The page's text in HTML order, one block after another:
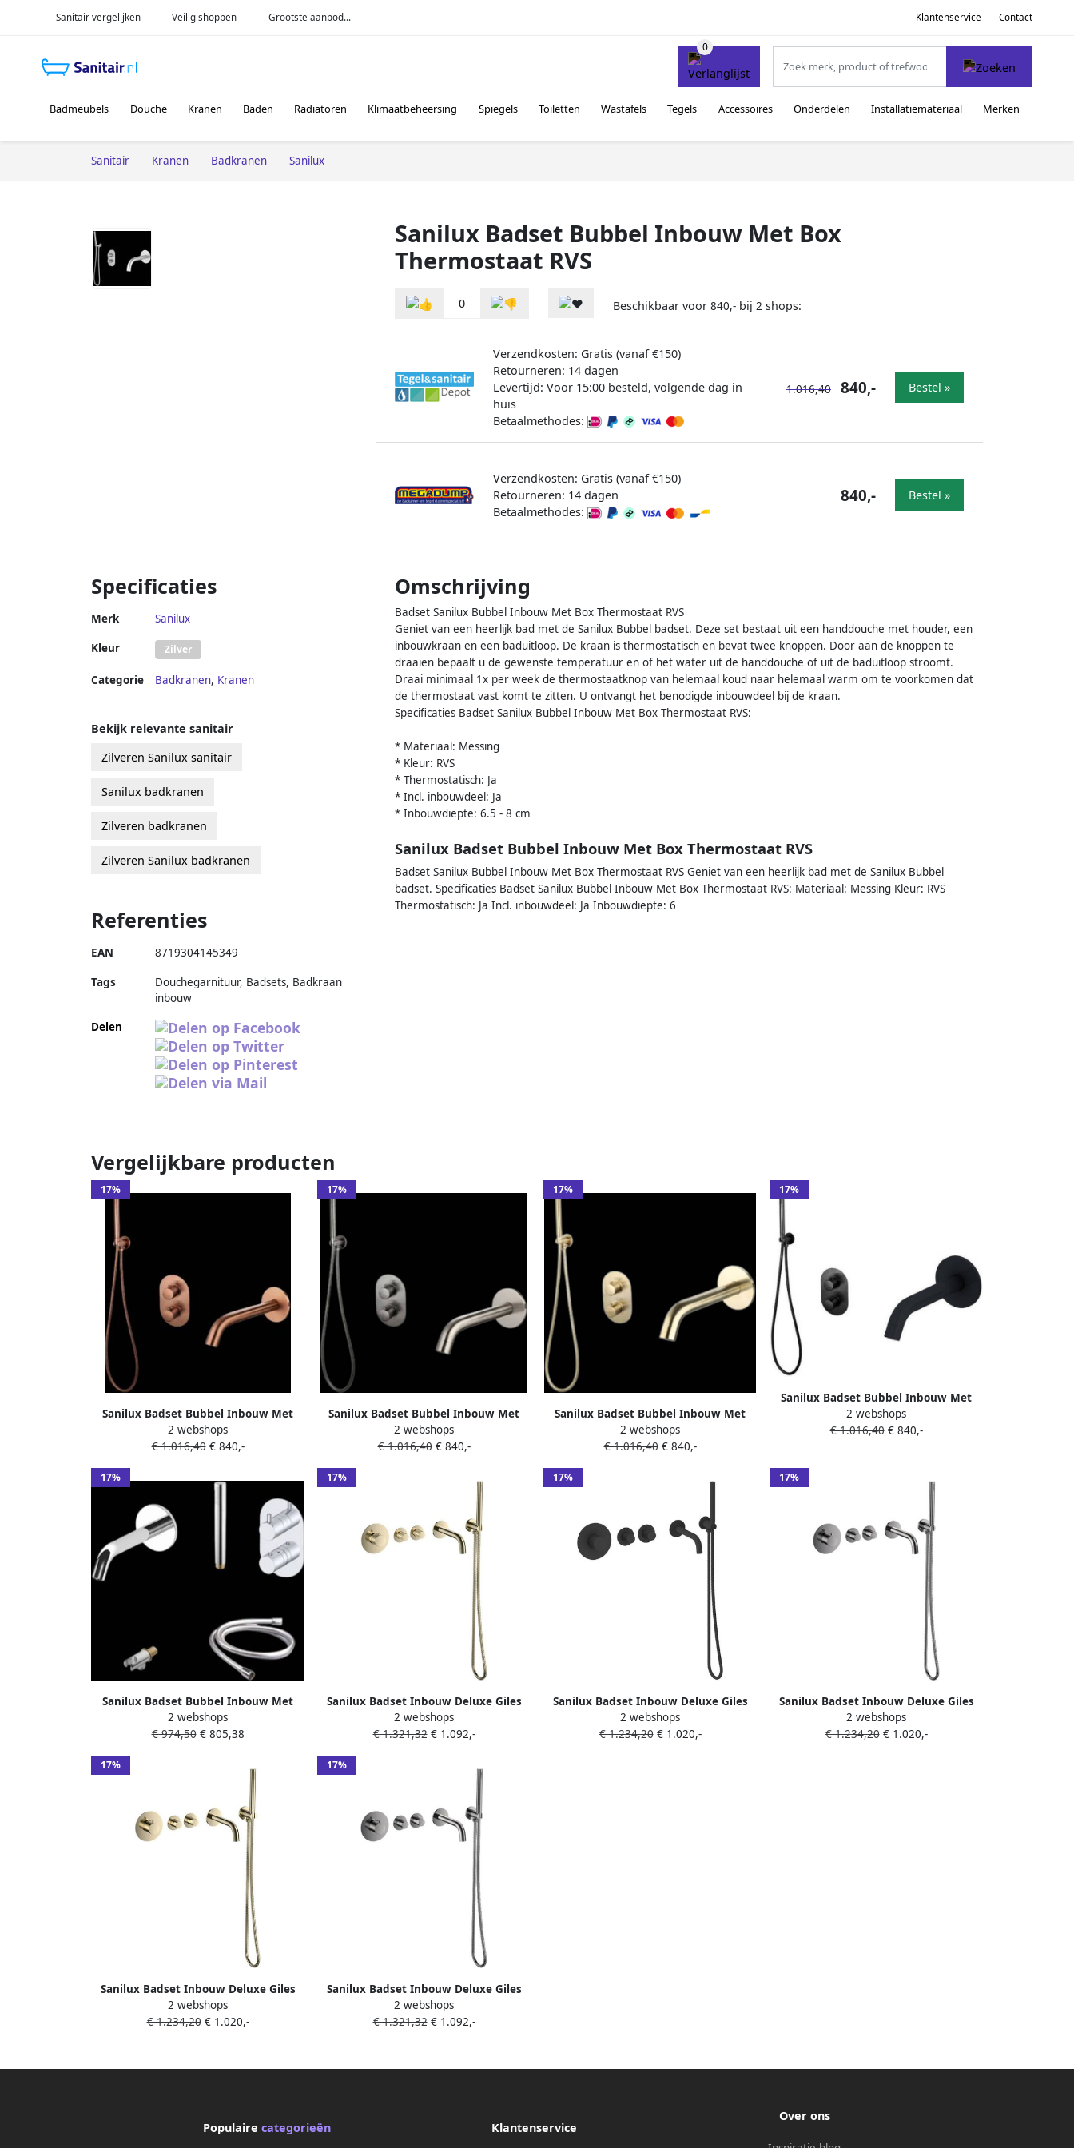
Sanitair vergelijken Veilig shoppen Grootste aanbod... Klantenservice Contact
Badmeubels Douche Kranen Baden Radiatoren Klimaatbeheersing Spiegels Toiletten Wastafels Tegels Accessoires Onderdelen Installatiemateriaal Merken
Sanitair Kranen Badkranen Sanilux
Sanilux Badset Bubbel Inbouw Met Box
Thermostaat RVS
0 Beschikbaar voor 840,- bij 2 shops:
Verzendkosten: Gratis (vanaf €150)
Retourneren: 14 dagen
Levertijd: Voor 15:00 besteld, volgende dag in
huis
Betaalmethodes:
1.016,40 840,- Bestel »
Verzendkosten: Gratis (vanaf €150)
Retourneren: 14 dagen
Betaalmethodes:
840,- Bestel »
Specificaties
Merk Sanilux
Kleur Zilver
Categorie Badkranen, Kranen
Omschrijving
Badset Sanilux Bubbel Inbouw Met Box Thermostaat RVS
Geniet van een heerlijk bad met de Sanilux Bubbel badset. Deze set bestaat uit een handdouche met houder, een
inbouwkraan en een baduitloop. De kraan is thermostatisch en bevat twee knoppen. Door aan de knoppen te
draaien bepaalt u de gewenste temperatuur en of het water uit de handdouche of uit de baduitloop stroomt.
Draai minimaal 1x per week de thermostaatknop van helemaal koud naar helemaal warm om te voorkomen dat
de thermostaat vast komt te zitten. U ontvangt het benodigde inbouwdeel bij de kraan.
Specificaties Badset Sanilux Bubbel Inbouw Met Box Thermostaat RVS:
* Materiaal: Messing
* Kleur: RVS
* Thermostatisch: Ja
* Incl. inbouwdeel: Ja
* Inbouwdiepte: 6.5 - 8 cm
Sanilux Badset Bubbel Inbouw Met Box Thermostaat RVS
Badset Sanilux Bubbel Inbouw Met Box Thermostaat RVS Geniet van een heerlijk bad met de Sanilux Bubbel
badset. Specificaties Badset Sanilux Bubbel Inbouw Met Box Thermostaat RVS: Materiaal: Messing Kleur: RVS
Thermostatisch: Ja Incl. inbouwdeel: Ja Inbouwdiepte: 6
Bekijk relevante sanitair
Zilveren Sanilux sanitair
Sanilux badkranen
Zilveren badkranen
Zilveren Sanilux badkranen
Referenties
EAN 8719304145349
Tags
Douchegarnituur, Badsets, Badkraan
inbouw
Delen
Vergelijkbare producten
17%
Sanilux Badset Bubbel Inbouw Met
Box Thermostaat Brons
2 webshops
€ 1.016,40€ 840,-
17%
Sanilux Badset Bubbel Inbouw Met
Box Thermostaat Gunmetal
2 webshops
€ 1.016,40€ 840,-
17%
Sanilux Badset Bubbel Inbouw Met
Box Thermostaat Geborsteld Goud
2 webshops
€ 1.016,40€ 840,-
17%
Sanilux Badset Bubbel Inbouw Met
Box Thermostaat Mat Zwart
2 webshops
€ 1.016,40€ 840,-
17%
Sanilux Badset Bubbel Inbouw Met
Box Thermostaat Chroom
2 webshops
€ 974,50€ 805,38
17%
Sanilux Badset Inbouw Deluxe Giles
Met Box Thermostaat Geribbelde Knop
Goud Geborsteld
2 webshops
€ 1.321,32€ 1.092,-
17%
Sanilux Badset Inbouw Deluxe Giles
Met Box Thermostaat Mat Zwart
2 webshops
€ 1.234,20€ 1.020,-
17%
Sanilux Badset Inbouw Deluxe Giles
Met Box Thermostaat Gunmetal
2 webshops
€ 1.234,20€ 1.020,-
17%
Sanilux Badset Inbouw Deluxe Giles
Met Box Thermostaat Goud Geborsteld
2 webshops
€ 1.234,20€ 1.020,-
17%
Sanilux Badset Inbouw Deluxe Giles
Met Box Thermostaat Geribbelde Knop
Gunmetal
2 webshops
€ 1.321,32€ 1.092,-
Populaire categorieën Klantenservice
Over ons